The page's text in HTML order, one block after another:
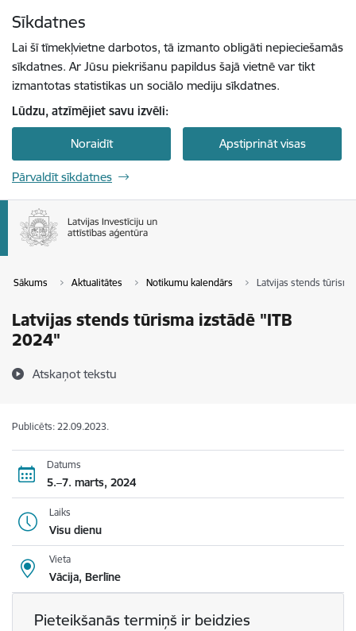
Sīkdatnes
Lai šī tīmekļvietne darbotos, tā izmanto obligāti nepieciešamās
sīkdatnes. Ar Jūsu piekrišanu papildus šajā vietnē var tikt
izmantotas statistikas un sociālo mediju sīkdatnes.
Lūdzu, atzīmējiet savu izvēli:
Noraidīt Apstiprināt visas
Pārvaldīt sīkdatnes
Sākums Aktualitātes Notikumu kalendārs Latvijas stends
Latvijas stends tūrisma izstādē "ITB
2024"
Atskaņot tekstu
Publicēts: 22.09.2023.
Datums
5.–7. marts, 2024
Laiks
Visu dienu
Vieta
Vācija, Berlīne
Pieteikšanās termiņš ir beidzies